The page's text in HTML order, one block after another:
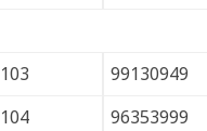
103
99130949
104 96353999